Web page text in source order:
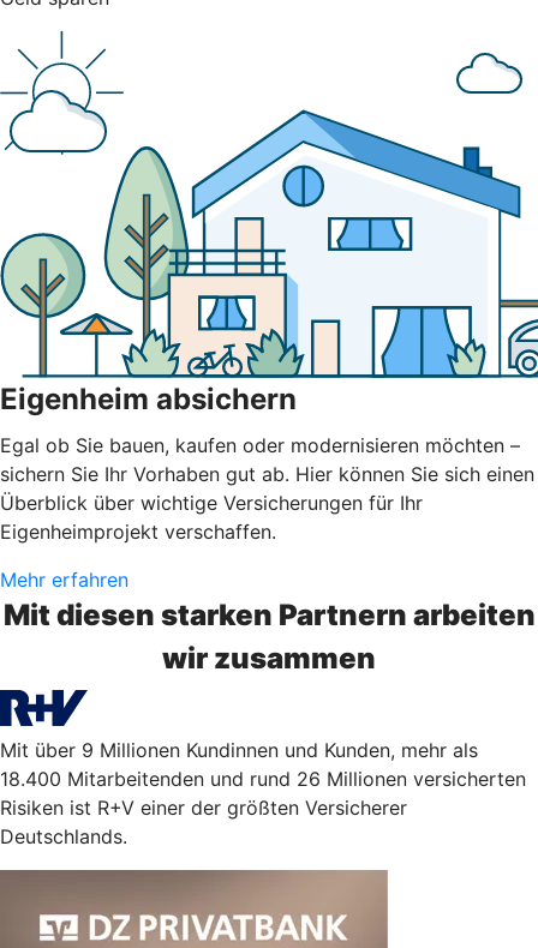
Eigenheim absichern
Egal ob Sie bauen, kaufen oder modernisieren möchten –
sichern Sie Ihr Vorhaben gut ab. Hier können Sie sich einen
Überblick über wichtige Versicherungen für Ihr
Eigenheimprojekt verschaffen.
Mehr erfahren
Mit diesen starken Partnern arbeiten
wir zusammen
Mit über 9 Millionen Kundinnen und Kunden, mehr als
18.400 Mitarbeitenden und rund 26 Millionen versicherten
Risiken ist R+V einer der größten Versicherer
Deutschlands.